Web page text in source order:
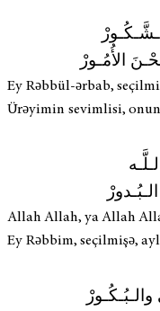
الأُمُـورْ
Ey Rəbbül-ərbab,
Ürəyimin sevimlisi,
Allah Allah, ya Allah
Ey Rəbbim, seçilmişə,